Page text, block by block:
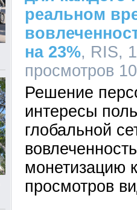
реальном
на 23%, RIS,
просмотров
Решение
интересы
глобальной
монетизацию
просмотров